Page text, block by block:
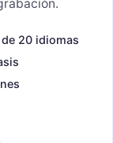
20 idiomas